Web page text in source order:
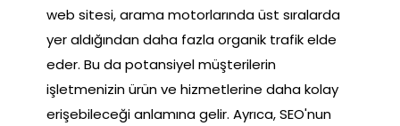
web sitesi, arama motorlarında üst sıralarda
yer aldığından daha fazla organik trafik elde
eder. Bu da potansiyel müşterilerin
işletmenizin ürün ve hizmetlerine daha kolay
erişebileceği anlamına gelir. Ayrıca, SEO'nun